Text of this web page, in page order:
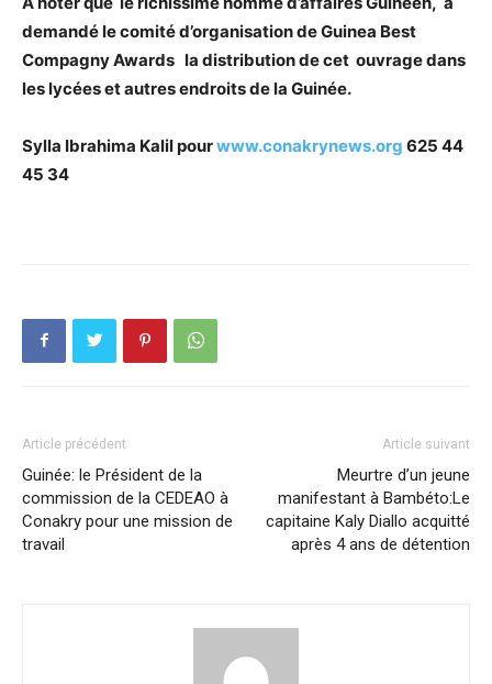
demandé le comité d’organisation de Guinea Best
Compagny Awards la distribution de cet ouvrage dans
les lycées et autres endroits de la Guinée.
Sylla Ibrahima Kalil pourwww.conakrynews.org 625 44
45 34
Article précédent
Guinée: le Président de la
commission de la CEDEAO à
Conakry pour une mission de
travail
Article suivant
Meurtre d’un jeune
manifestant à Bambéto:Le
capitaine Kaly Diallo acquitté
après 4 ans de détention